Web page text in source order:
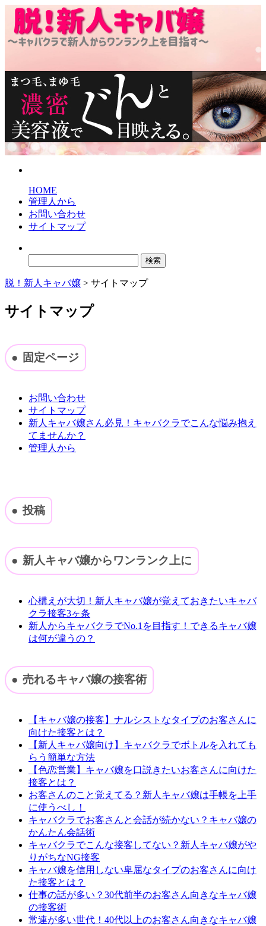
HOME
管理人から
お問い合わせ
サイトマップ
脱！新人キャバ嬢 > サイトマップ
サイトマップ
固定ページ
お問い合わせ
サイトマップ
新人キャバ嬢さん必見！キャバクラでこんな悩み抱え
てませんか？
管理人から
投稿
新人キャバ嬢からワンランク上に
心構えが大切！新人キャバ嬢が覚えておきたいキャバ
クラ接客3ヶ条
新人からキャバクラでNo.1を目指す！できるキャバ嬢
は何が違うの？
売れるキャバ嬢の接客術
【キャバ嬢の接客】ナルシストなタイプのお客さんに
向けた接客とは？
【新人キャバ嬢向け】キャバクラでボトルを入れても
らう簡単な方法
【色恋営業】キャバ嬢を口説きたいお客さんに向けた
接客とは？
お客さんのこと覚えてる？新人キャバ嬢は手帳を上手
に使うべし！
キャバクラでお客さんと会話が続かない？キャバ嬢の
かんたん会話術
キャバクラでこんな接客してない？新人キャバ嬢がや
りがちなNG接客
キャバ嬢を信用しない卑屈なタイプのお客さんに向け
た接客とは？
仕事の話が多い？30代前半のお客さん向きなキャバ嬢
の接客術
常連が多い世代！40代以上のお客さん向きなキャバ嬢